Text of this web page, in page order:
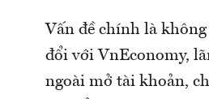
Vấn đề chính là
đổi với VnEconomy,
ngoài mở tài khoản,